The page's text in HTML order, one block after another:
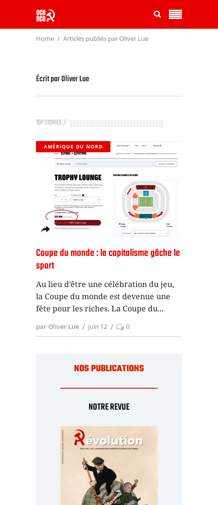
Home Articles publiés par Oliver Lue
Écrit parOliver Lue
TOP STORIES
AMÉRIQUE DU NORD
Coupe du monde : le capitalisme gâche le
sport
Au lieu d’être une célébration du jeu,
la Coupe du monde est devenue une
fête pour les riches. La Coupe du
par Oliver Lue juin 12 0
NOS PUBLICATIONS
NOTRE REVUE